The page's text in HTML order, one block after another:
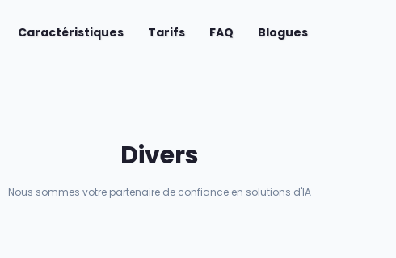
(current)
Caractéristiques Tarifs FAQ Blogues
Divers
Nous sommes votre partenaire de confiance en solutions d'IA